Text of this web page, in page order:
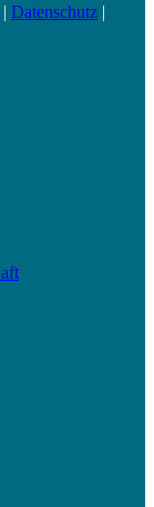
| Datenschutz |